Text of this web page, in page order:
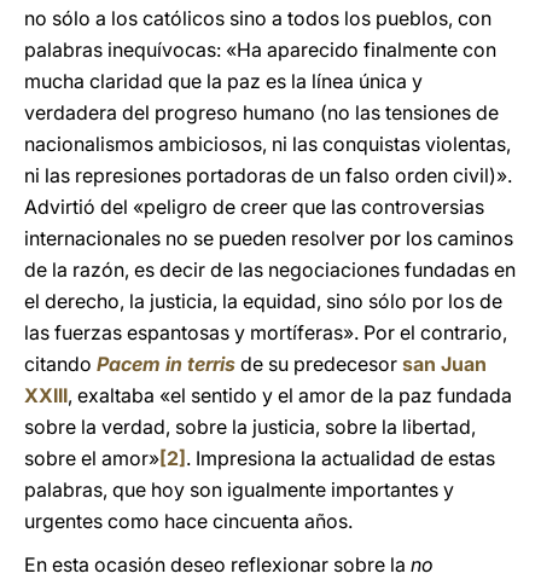
no sólo a los católicos sino a todos los pueblos, con
palabras inequívocas: «Ha aparecido finalmente con
mucha claridad que la paz es la línea única y
verdadera del progreso humano (no las tensiones de
nacionalismos ambiciosos, ni las conquistas violentas,
ni las represiones portadoras de un falso orden civil)».
Advirtió del «peligro de creer que las controversias
internacionales no se pueden resolver por los caminos
de la razón, es decir de las negociaciones fundadas en
el derecho, la justicia, la equidad, sino sólo por los de
las fuerzas espantosas y mortíferas». Por el contrario,
citando Pacem in terris de su predecesor san Juan
XXIII, exaltaba «el sentido y el amor de la paz fundada
sobre la verdad, sobre la justicia, sobre la libertad,
sobre el amor»[2] . Impresiona la actualidad de estas
palabras, que hoy son igualmente importantes y
urgentes como hace cincuenta años.
En esta ocasión deseo reflexionar sobre la no